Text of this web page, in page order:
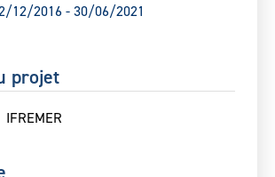
12/2016 - 30/06/2021
projet
IFREMER